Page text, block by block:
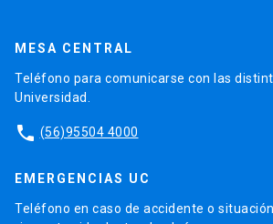
MESA CENTRAL
Teléfono para comunicarse con las
Universidad.
phone (56)95504 4000
EMERGENCIAS UC
Teléfono en caso de accidente o